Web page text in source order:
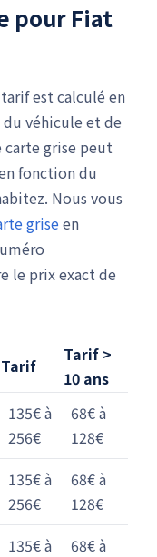
pour Fiat
est calculé en
du véhicule et de
grise peut
fonction du
Nous vous
griseen
le prix exact de
Tarif
Tarif >
10 ans
135€ à
256€
68€ à
128€
135€ à
256€
68€ à
128€
135€ à
68€ à